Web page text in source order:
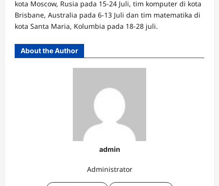
kota Moscow, Rusia pada 15-24 Juli, tim komputer di kota
Brisbane, Australia pada 6-13 Juli dan tim matematika di
kota Santa Maria, Kolumbia pada 18-28 juli.
About the Author
admin
Administrator